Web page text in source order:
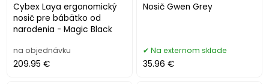
Cybex Laya ergonomický
nosič pre bábätko od
narodenia - Magic Black
na objednávku
209.95 €
Nosič Gwen Grey
Na externom sklade
35.96 €